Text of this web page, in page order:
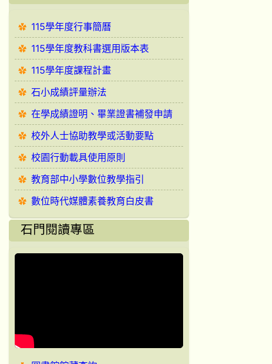
115學年度行事簡曆
115學年度教科書選用版本表
115學年度課程計畫
石小成績評量辦法
在學成績證明、畢業證書補發申請
校外人士協助教學或活動要點
校園行動載具使用原則
教育部中小學數位教學指引
數位時代媒體素養教育白皮書
石門閱讀專區